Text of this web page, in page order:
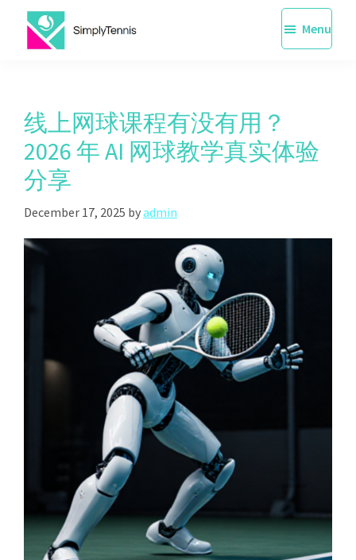
Singapore
Menu
线上网球课程有没有用？
2026 年 AI 网球教学真实体验
分享
December 17, 2025 byadmin